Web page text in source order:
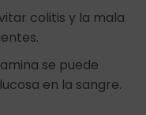
colitis y la mala
se puede
en la sangre.